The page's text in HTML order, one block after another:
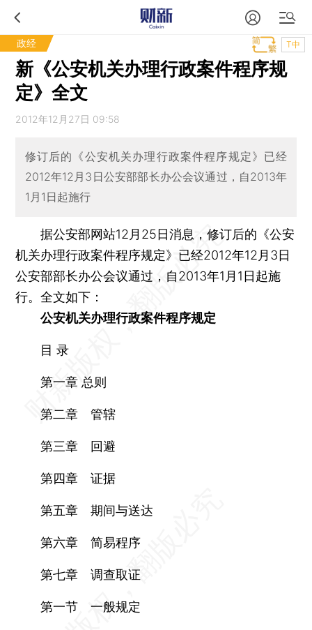
政经 T中
新《公安机关办理行政案件程序规
定》全文
2012年12月27日 09:58
修订后的《公安机关办理行政案件程序规定》已经
2012年12月3日公安部部长办公会议通过，自2013年
1月1日起施行
据公安部网站12月25日消息，修订后的《公安
机关办理行政案件程序规定》已经2012年12月3日
公安部部长办公会议通过，自2013年1月1日起施
行。全文如下：
公安机关办理行政案件程序规定
目 录
第一章 总则
第二章 管辖
第三章 回避
第四章 证据
第五章 期间与送达
第六章 简易程序
第七章 调查取证
第一节 一般规定